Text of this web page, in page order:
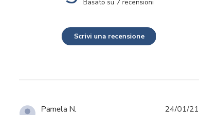
Basato su 7 recensioni
Scrivi una recensione
Pamela N. 24/01/21